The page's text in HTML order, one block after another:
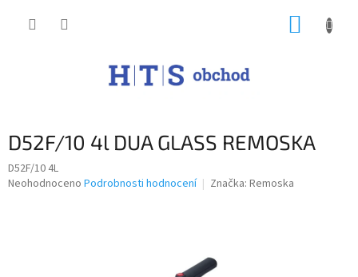
D52F/10 4l DUA GLASS REMOSKA
D52F/10 4L
Průměrné
Neohodnoceno Podrobnosti hodnocení Značka: Remoska